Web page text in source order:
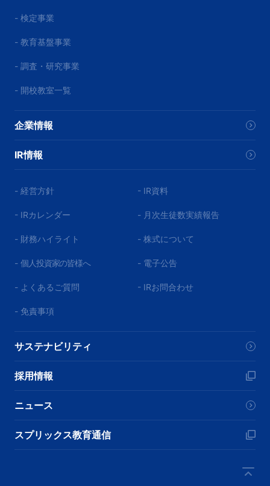
- 検定事業
- 教育基盤事業
- 調査・研究事業
- 開校教室一覧
企業情報
IR情報
- 経営方針 - IR資料
- IRカレンダー - 月次生徒数実績報告
- 財務ハイライト - 株式について
- 個人投資家の皆様へ - 電子公告
- よくあるご質問 - IRお問合わせ
- 免責事項
サステナビリティ
採用情報
ニュース
スプリックス教育通信